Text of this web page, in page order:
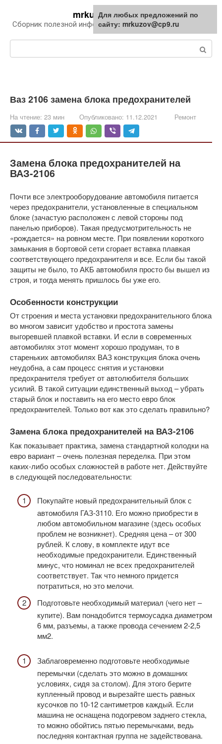
контенту
mrkuzov.ru
Сборник полезной информации про автомобили
Ваз 2106 замена блока предохранителей
На чтение: 23 мин Опубликовано: 11.12.2021 Ремонт
Замена блока предохранителей на
ВАЗ-2106
Почти все электрооборудование автомобиля питается
через предохранители, установленные в специальном
блоке (зачастую расположен с левой стороны под
панелью приборов). Такая предусмотрительность не
«рождается» на ровном месте. При появлении короткого
замыкания в бортовой сети сгорает вставка плавкая
соответствующего предохранителя и все. Если бы такой
защиты не было, то АКБ автомобиля просто бы вышел из
строя, и тогда менять пришлось бы уже его.
Особенности конструкции
От строения и места установки предохранительного блока
во многом зависит удобство и простота замены
выгоревшей плавкой вставки. И если в современных
автомобилях этот момент хорошо продуман, то в
стареньких автомобилях ВАЗ конструкция блока очень
неудобна, а сам процесс снятия и установки
предохранителя требует от автолюбителя больших
усилий. В такой ситуации единственный выход – убрать
старый блок и поставить на его место евро блок
предохранителей. Только вот как это сделать правильно?
Замена блока предохранителей на ВАЗ-2106
Как показывает практика, замена стандартной колодки на
евро вариант – очень полезная переделка. При этом
каких-либо особых сложностей в работе нет. Действуйте
в следующей последовательности:
Покупайте новый предохранительный блок с
автомобиля ГАЗ-3110. Его можно приобрести в
любом автомобильном магазине (здесь особых
проблем не возникнет). Средняя цена – от 300
рублей. К слову, в комплекте идут все
необходимые предохранители. Единственный
минус, что номинал не всех предохранителей
соответствует. Так что немного придется
потратиться, но это мелочи.
Подготовьте необходимый материал (чего нет –
купите). Вам понадобится термоусадка диаметром
6 мм, разъемы, а также провода сечением 2-2,5
мм2.
Заблаговременно подготовьте необходимые
перемычки (сделать это можно в домашних
условиях, сидя за столом). Для этого берите
купленный провод и вырезайте шесть равных
кусочков по 10-12 сантиметров каждый. Если
машина не оснащена подогревом заднего стекла,
то можно обойтись пятью перемычками, ведь
последняя контактная группа не задействована.
Для любых предложений по
сайту: mrkuzov@cp9.ru
Для любых предложений по
сайту: mrkuzov@cp9.ru